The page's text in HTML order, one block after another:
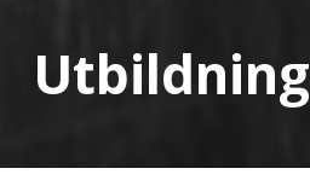
Utbildning